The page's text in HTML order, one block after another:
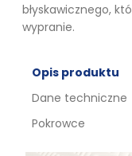
błyskawicznego,
wypranie.
Opis produktu
Dane techniczne
Pokrowce